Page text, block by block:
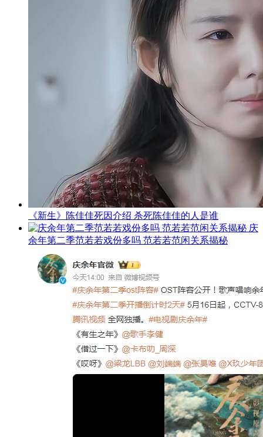
《新生》陈佳佳死因介绍 杀死陈佳佳的人是谁
庆
余年第二季范若若戏份多吗 范若若范闲关系揭秘